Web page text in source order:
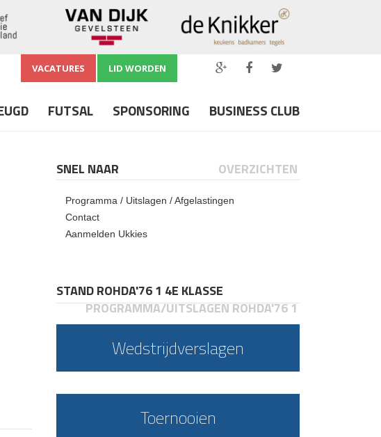
VACATURES LID WORDEN
FUTSAL SPONSORING BUSINESS CLUB
SNEL NAAR OVERZICHTEN
Programma / Uitslagen / Afgelastingen
Contact
Aanmelden Ukkies
STAND ROHDA'76 1 4E KLASSE
PROGRAMMA/UITSLAGEN ROHDA'76 1
Wedstrijdverslagen
Toernooien